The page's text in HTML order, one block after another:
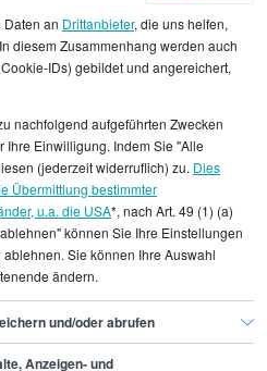
durch StepStone. Es sind
die Angaben können nicht
zugeordnet werden.
in Nürnberg
an Drittanbieter, die uns helfen,
diesem Zusammenhang werden auch
IDs) gebildet und angereichert,
nachfolgend aufgeführten Zwecken
Einwilligung. Indem Sie "Alle
(jederzeit widerruflich) zu. Dies
Übermittlung bestimmter
u.a. die USA*, nach Art. 49 (1) (a)
können Sie Ihre Einstellungen
Sie können Ihre Auswahl
ändern.
und/oder abrufen
Anzeigen- und